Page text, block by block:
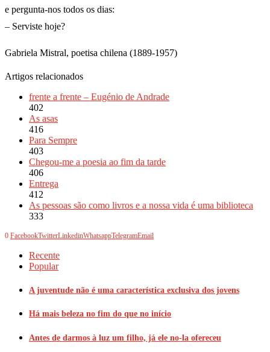
e pergunta-nos todos os dias:
– Serviste hoje?
Gabriela Mistral, poetisa chilena (1889-1957)
Artigos relacionados
frente a frente – Eugénio de Andrade
402
As asas
416
Para Sempre
403
Chegou-me a poesia ao fim da tarde
406
Entrega
412
As pessoas são como livros e a nossa vida é uma biblioteca
333
0 FacebookTwitterLinkedinWhatsappTelegramEmail
Recente
Popular
A juventude não é uma característica exclusiva dos jovens
Há mais beleza no fim do que no início
Antes de darmos à luz um filho, já ele no-la ofereceu